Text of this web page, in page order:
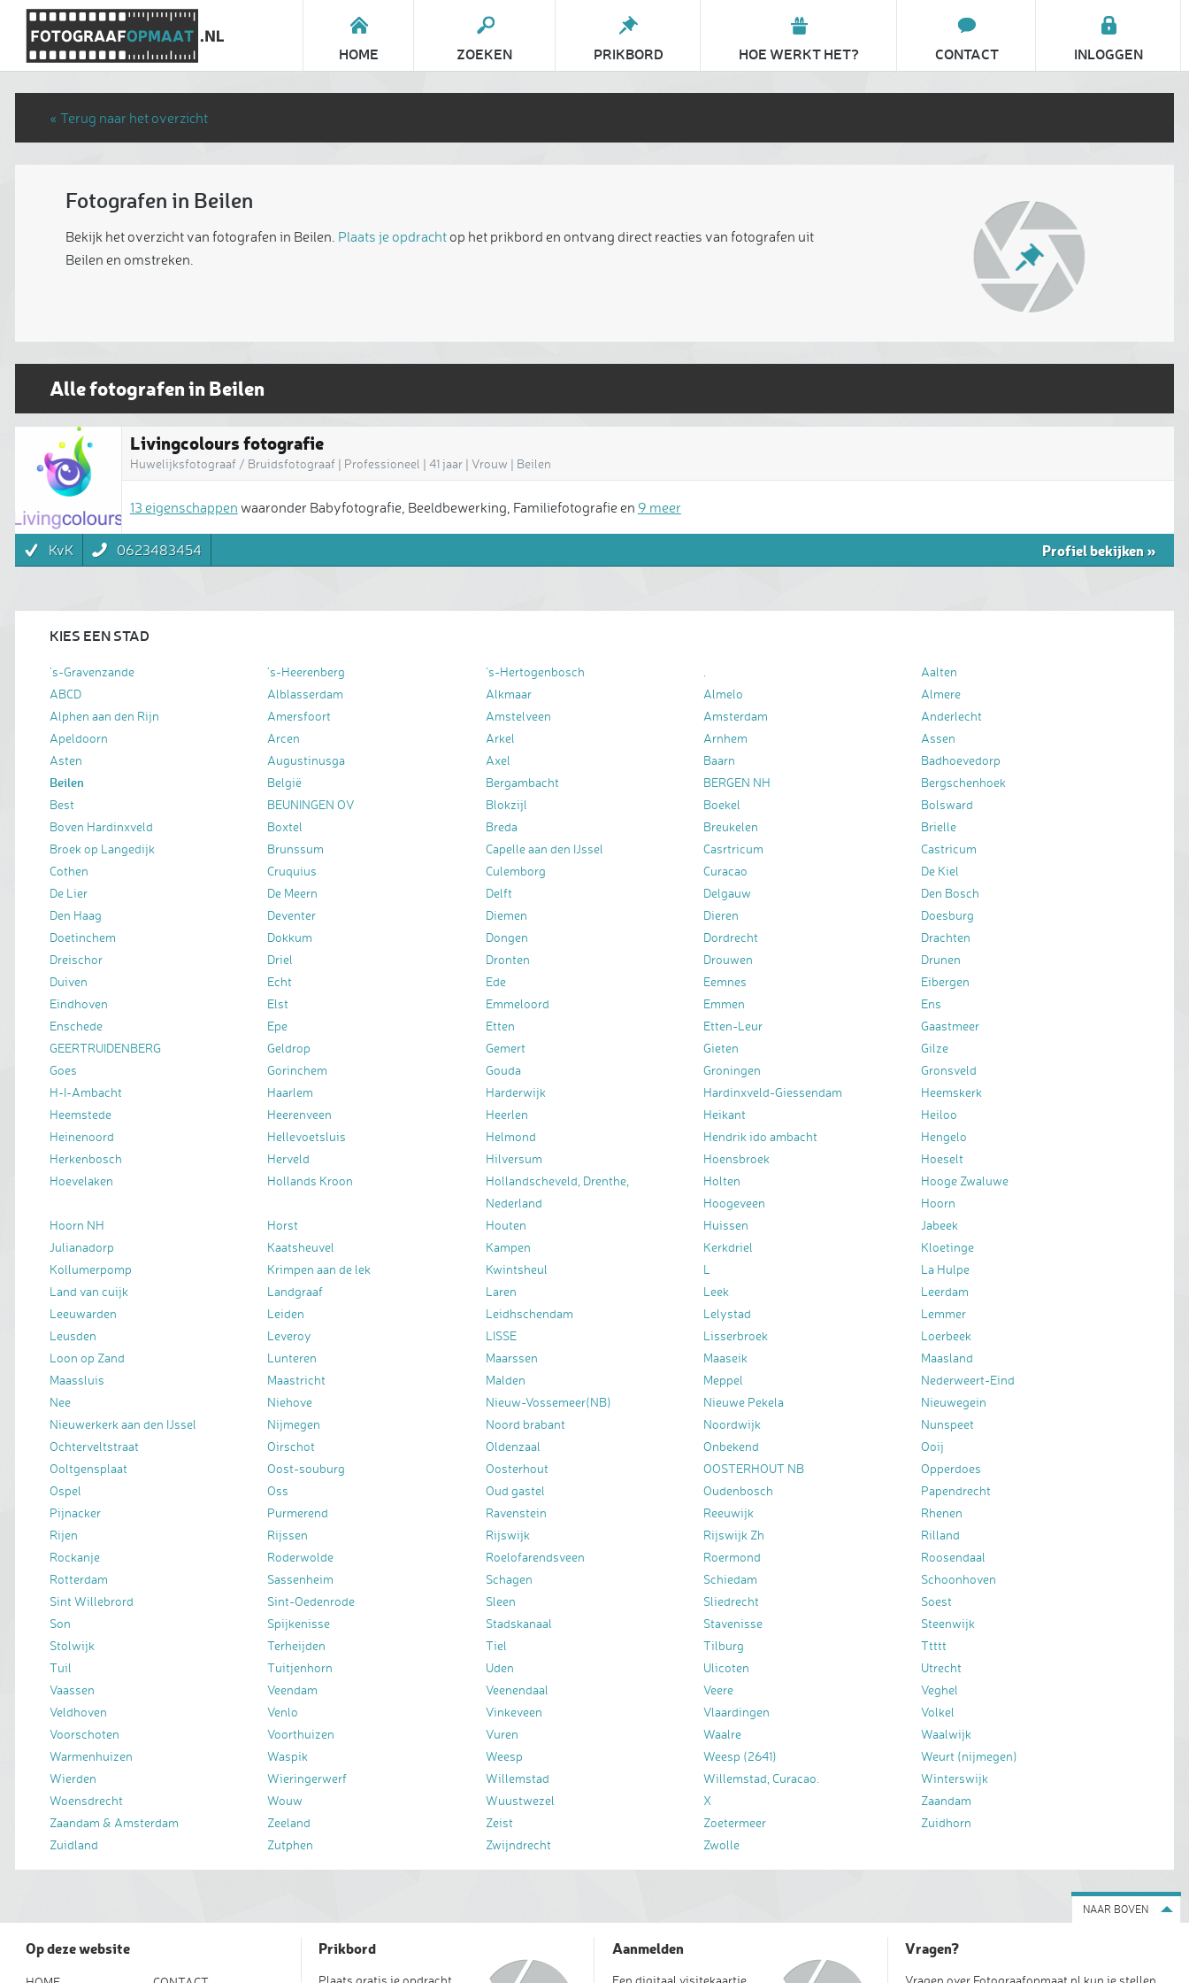
INLOGGEN
CONTACT
HOE WERKT HET?
PRIKBORD
ZOEKEN
HOME
« Terug naar het overzicht
Fotografen in Beilen
Bekijk het overzicht van fotografen in Beilen. Plaats je opdrachtop het prikbord en ontvang direct reacties van fotografen uit
Beilen en omstreken.
Alle fotografen in Beilen
Livingcolours fotografie
Huwelijksfotograaf / Bruidsfotograaf | Professioneel | 41 jaar | Vrouw | Beilen
13 eigenschappen waaronder Babyfotografie, Beeldbewerking, Familiefotografie en 9 meer
KvK 0623483454 Profiel bekijken»
KIES EEN STAD
's-Gravenzande 's-Heerenberg 's-Hertogenbosch
Aalten
ABCD
Alblasserdam Alkmaar Almelo
Almere
Alphen aan den Rijn
Amersfoort Amstelveen Amsterdam
Anderlecht
Apeldoorn
Arcen Arkel Arnhem
Assen
Asten
Augustinusga Axel Baarn Badhoevedorp
Beilen België Bergambacht BERGEN NH
Bergschenhoek
Best
BEUNINGEN OV Blokzijl Boekel
Bolsward
Boven Hardinxveld
Boxtel Breda Breukelen
Brielle
Broek op Langedijk
Brunssum Capelle aan den IJssel Casrtricum
Castricum
Cothen
Cruquius Culemborg Curacao
De Kiel
De Lier
De Meern Delft Delgauw
Den Bosch
Den Haag
Deventer Diemen Dieren
Doesburg
Doetinchem
Dokkum Dongen Dordrecht
Drachten
Dreischor
Driel Dronten Drouwen
Drunen
Duiven
Echt Ede Eemnes
Eibergen
Eindhoven
Elst Emmeloord Emmen
Ens
Enschede
Epe Etten Etten-Leur
Gaastmeer
GEERTRUIDENBERG
Geldrop Gemert Gieten
Gilze
Goes
Gorinchem Gouda Groningen
Gronsveld
H-I-Ambacht
Haarlem Harderwijk Hardinxveld-Giessendam
Heemskerk
Heemstede
Heerenveen Heerlen Heikant
Heiloo
Heinenoord
Hellevoetsluis Helmond Hendrik ido ambacht
Hengelo
Herkenbosch
Herveld Hilversum Hoensbroek
Hoeselt
Hoevelaken
Hollands Kroon
Hollandscheveld, Drenthe,
Nederland
Holten
Hooge Zwaluwe
Hoogeveen
Hoorn
Hoorn NH
Horst Houten Huissen
Jabeek
Julianadorp
Kaatsheuvel Kampen Kerkdriel
Kloetinge
Kollumerpomp
Krimpen aan de lek Kwintsheul L
La Hulpe
Land van cuijk
Landgraaf Laren Leek
Leerdam
Leeuwarden
Leiden Leidhschendam Lelystad
Lemmer
Leusden
Leveroy LISSE Lisserbroek
Loerbeek
Loon op Zand
Lunteren Maarssen Maaseik
Maasland
Maassluis
Maastricht Malden Meppel
Nederweert-Eind
Nee
Niehove Nieuw-Vossemeer(NB) Nieuwe Pekela
Nieuwegein
Nieuwerkerk aan den IJssel
Nijmegen Noord brabant Noordwijk
Nunspeet
Ochterveltstraat
Oirschot Oldenzaal Onbekend
Ooij
Ooltgensplaat
Oost-souburg Oosterhout OOSTERHOUT NB
Opperdoes
Ospel
Oss Oud gastel Oudenbosch
Papendrecht
Pijnacker
Purmerend Ravenstein Reeuwijk
Rhenen
Rijen
Rijssen Rijswijk Rijswijk Zh
Rilland
Rockanje
Roderwolde Roelofarendsveen Roermond
Roosendaal
Rotterdam
Sassenheim Schagen Schiedam
Schoonhoven
Sint Willebrord
Sint-Oedenrode Sleen Sliedrecht
Soest
Son
Spijkenisse Stadskanaal Stavenisse
Steenwijk
Stolwijk
Terheijden Tiel Tilburg
Ttttt
Tuil
Tuitjenhorn Uden Ulicoten
Utrecht
Vaassen
Veendam Veenendaal Veere
Veghel
Veldhoven
Venlo Vinkeveen Vlaardingen
Volkel
Voorschoten
Voorthuizen Vuren Waalre
Waalwijk
Warmenhuizen
Waspik Weesp Weesp (2641)
Weurt (nijmegen)
Wierden
Wieringerwerf Willemstad Willemstad, Curacao.
Winterswijk
Woensdrecht
Wouw Wuustwezel X
Zaandam
Zaandam & Amsterdam
Zeeland Zeist Zoetermeer
Zuidhorn
Zuidland
Zutphen Zwijndrecht Zwolle
NAAR BOVEN
Op deze website Prikbord
Plaats gratis je opdracht
Aanmelden
Een digitaal visitekaartje
Vragen?
Vragen over Fotograafopmaat.nl kun je stellen